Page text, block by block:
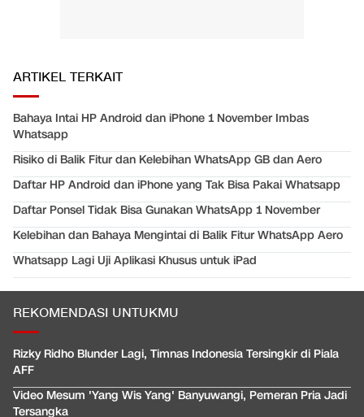
ARTIKEL TERKAIT
Bahaya Intai HP Android dan iPhone 1 November Imbas
Whatsapp
Risiko di Balik Fitur dan Kelebihan WhatsApp GB dan Aero
Daftar HP Android dan iPhone yang Tak Bisa Pakai Whatsapp
Daftar Ponsel Tidak Bisa Gunakan WhatsApp 1 November
Kelebihan dan Bahaya Mengintai di Balik Fitur WhatsApp Aero
Whatsapp Lagi Uji Aplikasi Khusus untuk iPad
REKOMENDASI UNTUKMU
Rizky Ridho Blunder Lagi, Timnas Indonesia Tersingkir di Piala
AFF
Video Mesum 'Yang Wis Yang' Banyuwangi, Pemeran Pria Jadi
Tersangka